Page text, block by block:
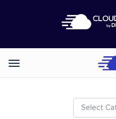
Categories
Select